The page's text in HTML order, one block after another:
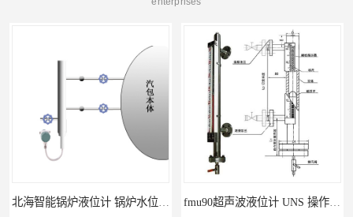
北海智能锅炉液位计 锅炉水位计厂商 自动适应自动校准 fmu90超声波液位计 UNS 操作简单